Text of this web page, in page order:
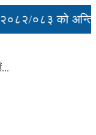
०८३ को अन्तिम